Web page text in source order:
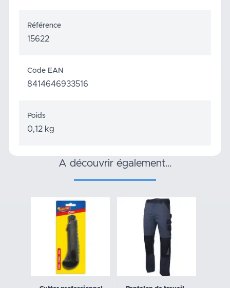
Référence
15622
Code EAN
8414646933516
Poids
0,12 kg
a découvrir également…